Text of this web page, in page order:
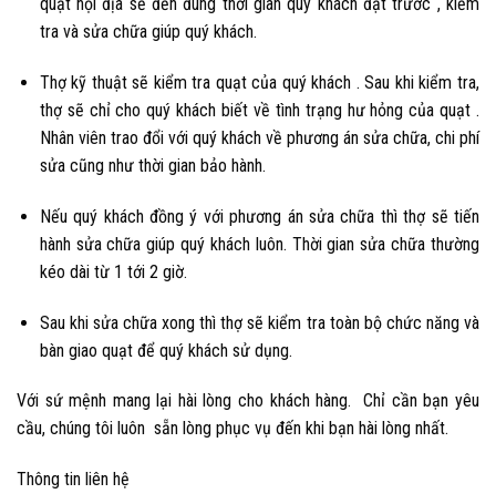
tra và sửa chữa giúp quý khách.
Thợ kỹ thuật sẽ kiểm tra quạt của quý khách . Sau khi kiểm tra,
thợ sẽ chỉ cho quý khách biết về tình trạng hư hỏng của quạt .
Nhân viên trao đổi với quý khách về phương án sửa chữa, chi phí
sửa cũng như thời gian bảo hành.
Nếu quý khách đồng ý với phương án sửa chữa thì thợ sẽ tiến
hành sửa chữa giúp quý khách luôn. Thời gian sửa chữa thường
kéo dài từ 1 tới 2 giờ.
Sau khi sửa chữa xong thì thợ sẽ kiểm tra toàn bộ chức năng và
bàn giao quạt để quý khách sử dụng.
Với sứ mệnh mang lại hài lòng cho khách hàng. Chỉ cần bạn yêu
cầu, chúng tôi luôn sẵn lòng phục vụ đến khi bạn hài lòng nhất.
Thông tin liên hệ